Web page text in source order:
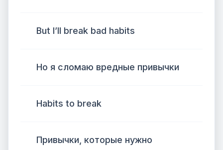
But I’ll break bad habits
Но я сломаю вредные привычки
Habits to break
Привычки, которые нужно